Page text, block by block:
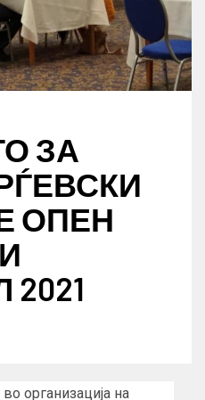
ЗА
ОПЕН
организација на